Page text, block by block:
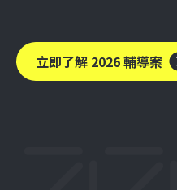
立即了解 2026 輔導案